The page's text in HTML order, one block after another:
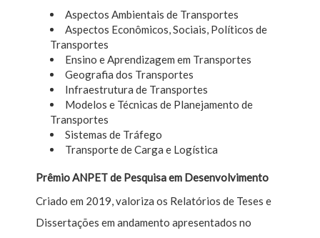
Aspectos Ambientais de Transportes
Aspectos Econômicos, Sociais, Políticos de
Transportes
Ensino e Aprendizagem em Transportes
Geografia dos Transportes
Infraestrutura de Transportes
Modelos e Técnicas de Planejamento de
Transportes
Sistemas de Tráfego
Transporte de Carga e Logística
Prêmio ANPET de Pesquisa em Desenvolvimento
Criado em 2019, valoriza os Relatórios de Teses e
Dissertações em andamento apresentados no